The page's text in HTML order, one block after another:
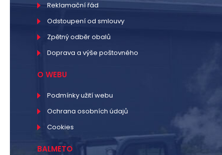
Reklamační řád
Odstoupení od smlouvy
Zpětný odběr obalů
Doprava a výše poštovného
O WEBU
Podmínky užití webu
Ochrana osobních údajů
Cookies
BALMETO